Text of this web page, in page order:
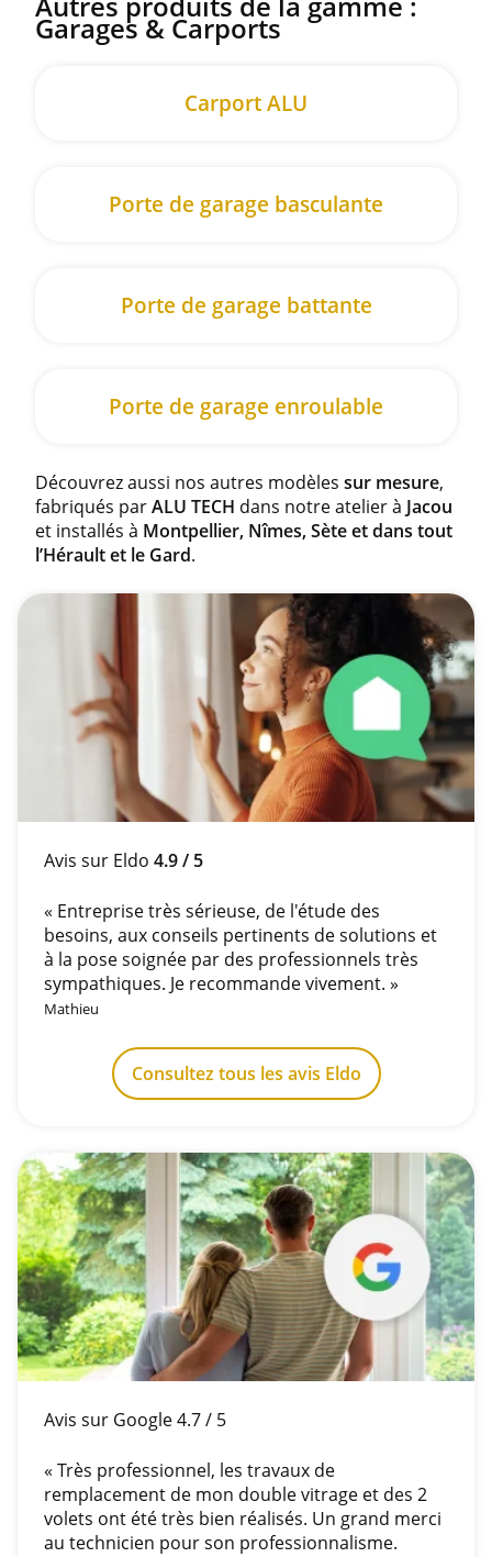
Garages & Carports
Carport ALU
Porte de garage basculante
Porte de garage battante
Porte de garage enroulable
Découvrez aussi nos autres modèles sur mesure,
fabriqués parALU TECH dans notre atelier à Jacou
et installés à Montpellier, Nîmes, Sète et dans tout
l’Hérault et le Gard.
Avis sur Eldo 4.9 / 5
« Entreprise très sérieuse, de l'étude des
besoins, aux conseils pertinents de solutions et
à la pose soignée par des professionnels très
sympathiques. Je recommande vivement. »
Mathieu
Consultez tous les avis Eldo
Avis sur Google 4.7 / 5
« Très professionnel, les travaux de
remplacement de mon double vitrage et des 2
volets ont été très bien réalisés. Un grand merci
au technicien pour son professionnalisme.